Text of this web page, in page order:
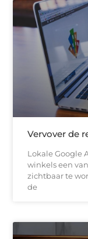
Vervover de
Lokale Google
winkels een
zichtbaar te
de